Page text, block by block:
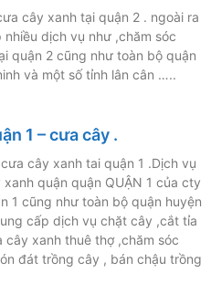
cây xanh tại quận 2 . ngoài ra
dịch vụ như ,chăm sóc
quận 2 cũng như toàn bộ quận
và một số tỉnh lân cân …..
1 – cưa cây .
cây xanh tai quận 1 .Dịch vụ
quận quận QUẬN 1 của cty
1 cũng như toàn bộ quận huyện
cấp dịch vụ chặt cây ,cắt tỉa
xanh thuê thợ ,chăm sóc
đát trồng cây , bán chậu trồng